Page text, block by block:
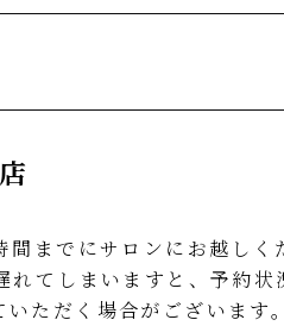
間までにサロンにお越しく
れてしまいますと、予約
ただく場合がございます。